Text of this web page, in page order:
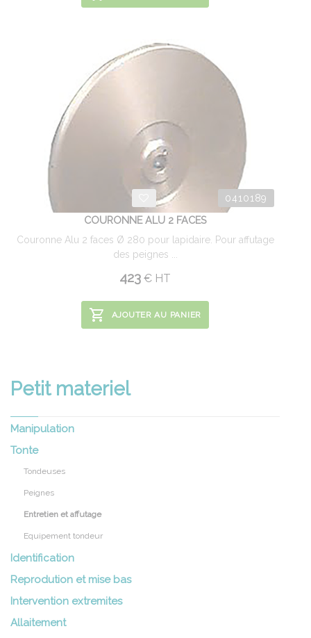
0410189
COURONNE ALU 2 FACES
Couronne Alu 2 faces Ø 280 pour lapidaire. Pour affutage
des peignes ...
423 € HT
AJOUTER AU PANIER
Petit materiel
Manipulation
Tonte
Tondeuses
Peignes
Entretien et affutage
Equipement tondeur
Identification
Reprodution et mise bas
Intervention extremites
Allaitement